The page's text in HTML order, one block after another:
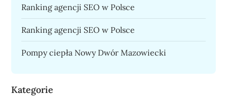
Ranking agencji SEO w Polsce
Ranking agencji SEO w Polsce
Pompy ciepła Nowy Dwór Mazowiecki
Kategorie